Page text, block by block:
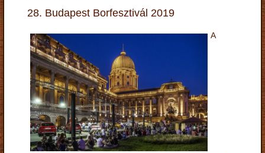
28. Budapest Borfesztivál 2019
A